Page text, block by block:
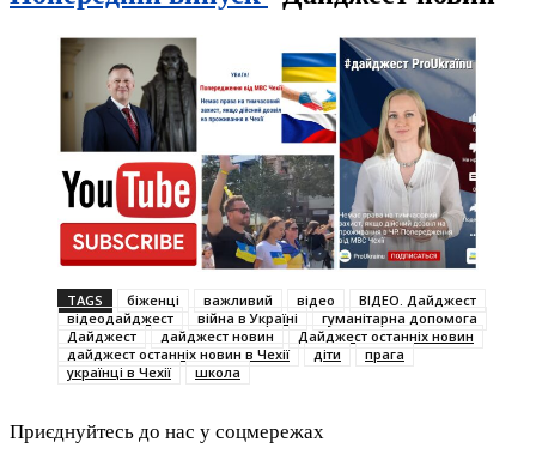
TAGS біженці важливий відео
ВІДЕО. Дайджест
відеодайджест
війна в Україні
гуманітарна допомога
Дайджест
дайджест новин
Дайджест останніх новин
дайджест останніх новин в Чехії
діти
прага
українці в Чехії
школа
Приєднуйтесь до нас у соцмережах